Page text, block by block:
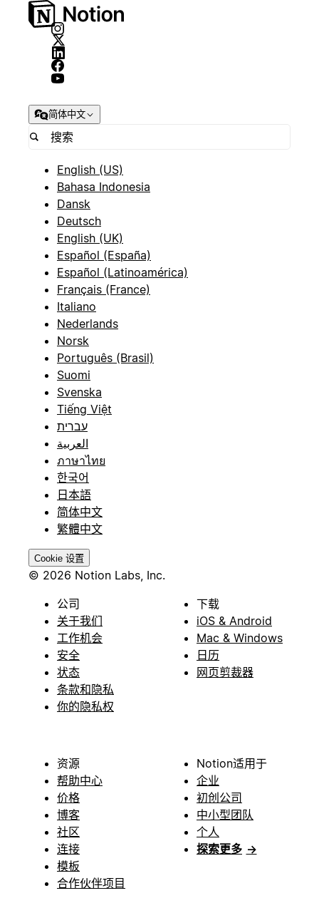
简体中文
English (US)
Bahasa Indonesia
Dansk
Deutsch
English (UK)
Español (España)
Español (Latinoamérica)
Français (France)
Italiano
Nederlands
Norsk
Português (Brasil)
Suomi
Svenska
Tiếng Việt
עברית
العربية
ภาษาไทย
한국어
日本語
简体中文
繁體中文
Cookie 设置
© 2026 Notion Labs, Inc.
公司
关于我们
工作机会
安全
状态
条款和隐私
你的隐私权
下载
iOS & Android
Mac & Windows
日历
网页剪裁器
资源
帮助中心
价格
博客
社区
连接
模板
合作伙伴项目
Notion适用于
企业
初创公司
中小型团队
个人
探索更多 →